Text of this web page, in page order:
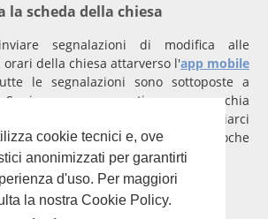
cookie tecnici e, ove
anonimizzati per garantirti
d'uso. Per maggiori
la nostra Cookie Policy.
la scheda della chiesa
segnalazioni di modifica alle
della chiesa attarverso l'app mobile
le segnalazioni sono sottoposte a
Se invece rappresenti una parrocchia
account verificato per inviarci
che saranno gestite entro poche
scrivi ainfo@dindondan.app